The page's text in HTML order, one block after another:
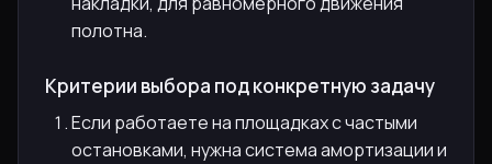
полотна.
Критерии выбора под конкретную задачу
Если работаете на площадках с частыми
остановками, нужна система амортизации и